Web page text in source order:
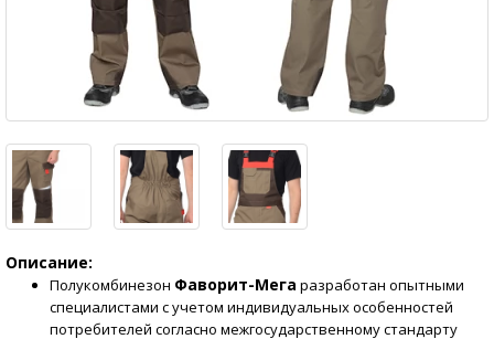
Описание:
Полукомбинезон Фаворит-Мега разработан опытными
специалистами с учетом индивидуальных особенностей
потребителей согласно межгосударственному стандарту